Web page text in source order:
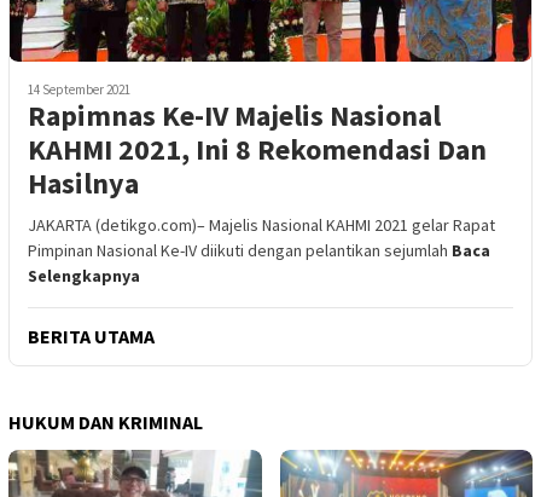
14 September 2021
Rapimnas Ke-IV Majelis Nasional
KAHMI 2021, Ini 8 Rekomendasi Dan
Hasilnya
JAKARTA (detikgo.com)– Majelis Nasional KAHMI 2021 gelar Rapat
Pimpinan Nasional Ke-IV diikuti dengan pelantikan sejumlah Baca
Selengkapnya
BERITA UTAMA
HUKUM DAN KRIMINAL